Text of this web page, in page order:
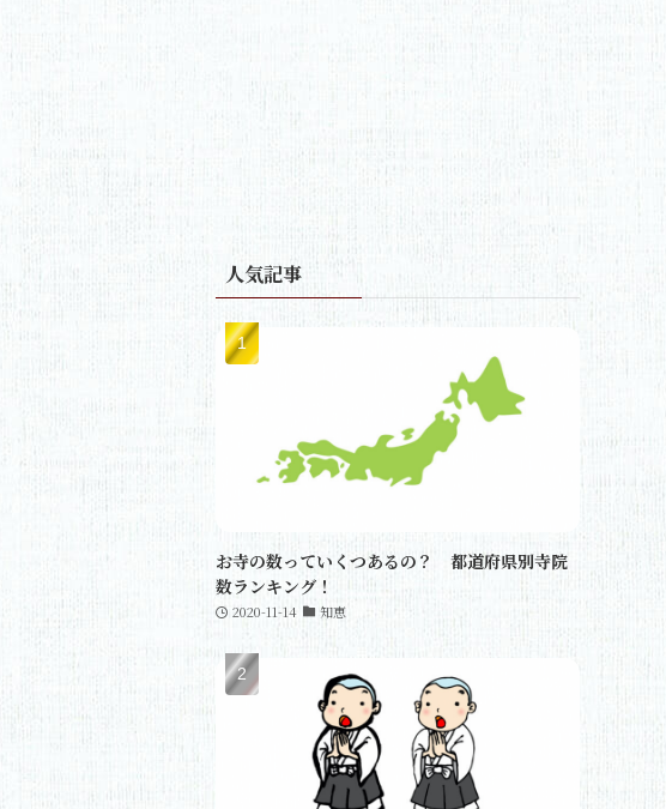
人気記事
お寺の数っていくつあるの？ 都道府県別寺院
数ランキング！
2020-11-14 知恵